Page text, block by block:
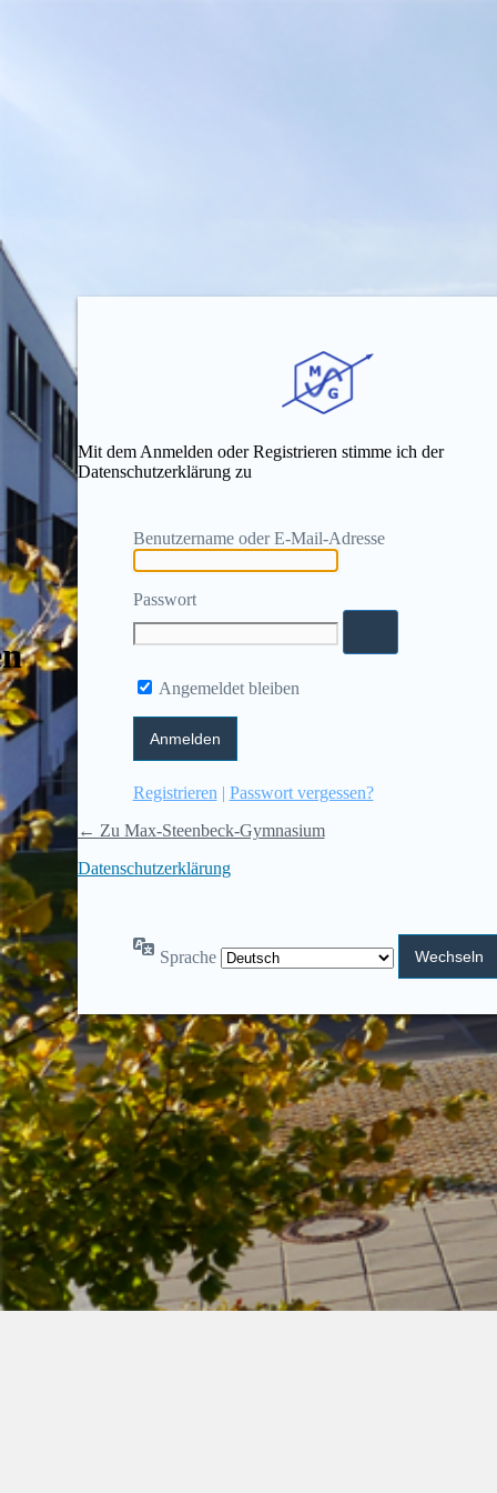
Mit dem Anmelden oder Registrieren stimme ich der
Datenschutzerklärung zu
Benutzername oder E-Mail-Adresse
Passwort
Angemeldet bleiben
Registrieren | Passwort vergessen?
← Zu Max-Steenbeck-Gymnasium
Datenschutzerklärung
Sprache